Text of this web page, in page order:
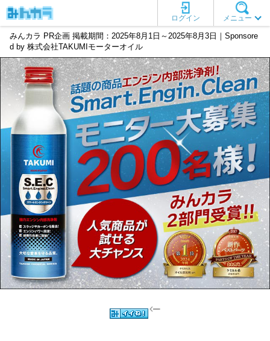
メニュー
ログイン
みんカラ PR企画 掲載期間：2025年8月1日～2025年8月3日｜Sponsore
d by 株式会社TAKUMIモーターオイル